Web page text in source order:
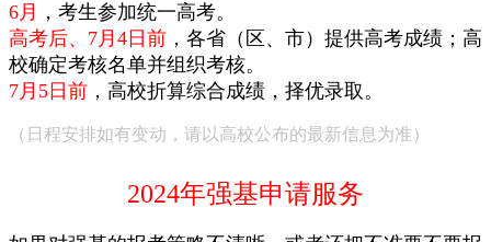
6月
，考生参加统一高考。
高考后、7月4日前 ，各省（区、市）提供高考成绩；高
校确定考核名单并组织考核。
7月5日前 ，高校折算综合成绩，择优录取。
（日程安排如有变动，请以高校公布的最新信息为准）
2024年强基申请服务